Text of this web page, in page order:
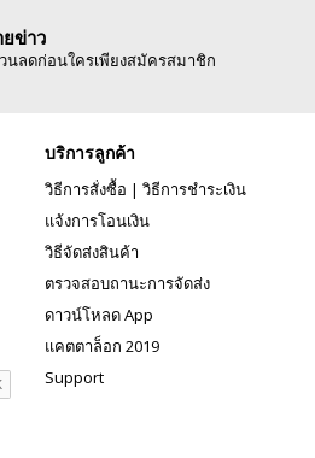
ข่าว
นลดก่อนใครเพียงสมัครสมาชิก
บริการลูกค้า
วิธีการสั่งซื้อ | วิธีการชำระเงิน
แจ้งการโอนเงิน
วิธีจัดส่งสินค้า
ตรวจสอบถานะการจัดส่ง
ดาวน์โหลด App
แคตตาล็อก 2019
Support